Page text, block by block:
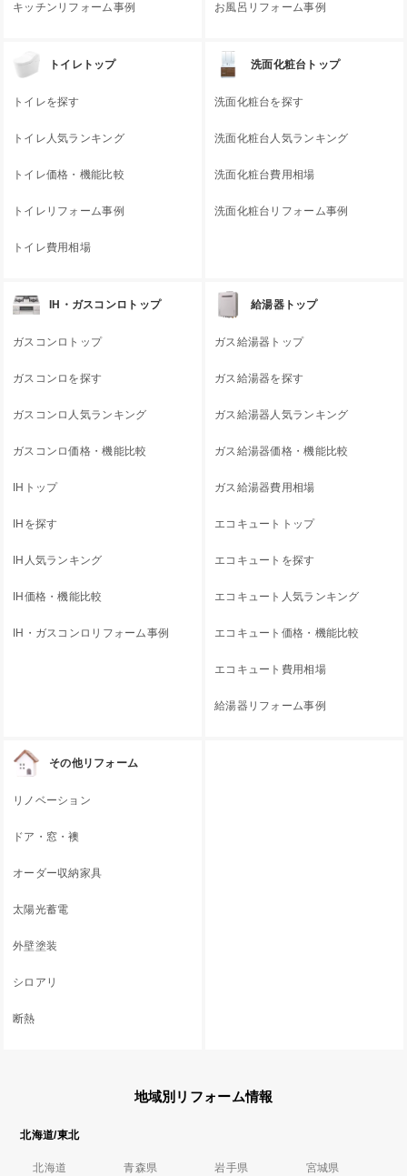
キッチンリフォーム事例 お風呂リフォーム事例
トイレトップ
トイレを探す
トイレ人気ランキング
トイレ価格・機能比較
トイレリフォーム事例
トイレ費用相場
洗面化粧台トップ
洗面化粧台を探す
洗面化粧台人気ランキング
洗面化粧台費用相場
洗面化粧台リフォーム事例
IH・ガスコンロトップ
ガスコンロトップ
ガスコンロを探す
ガスコンロ人気ランキング
ガスコンロ価格・機能比較
IHトップ
IHを探す
IH人気ランキング
IH価格・機能比較
IH・ガスコンロリフォーム事例
給湯器トップ
ガス給湯器トップ
ガス給湯器を探す
ガス給湯器人気ランキング
ガス給湯器価格・機能比較
ガス給湯器費用相場
エコキュートトップ
エコキュートを探す
エコキュート人気ランキング
エコキュート価格・機能比較
エコキュート費用相場
給湯器リフォーム事例
その他リフォーム
リノベーション
ドア・窓・襖
オーダー収納家具
太陽光蓄電
外壁塗装
シロアリ
断熱
地域別リフォーム情報
北海道/東北
北海道 青森県 岩手県 宮城県